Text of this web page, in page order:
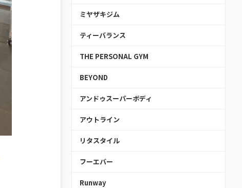
ミヤザキジム
ティーバランス
THE PERSONAL GYM
BEYOND
アンドゥスーパーボディ
アウトライン
リタスタイル
フーエバー
Runway